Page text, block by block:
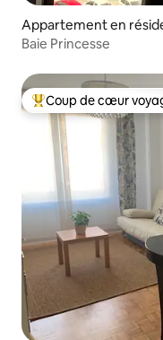
Appartement en
Baie Princesse
Coups de cœur
Coup de cœur